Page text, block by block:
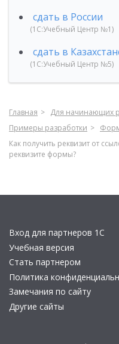
сдать в России
(1С:Учебный Центр №1)
сдать в
(1С:Учебный Центр №5)
Главная
Для начинающих
Примеры разработки
Как получить реквизит от
реквизите формы?
Вход для партнеров 1С
Учебная версия
Стать партнером
Политика
Замечания по сайту
Другие сайты